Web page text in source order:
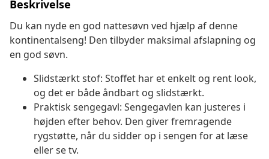
Beskrivelse
Du kan nyde en god nattesøvn ved hjælp af denne
kontinentalseng! Den tilbyder maksimal afslapning og
en god søvn.
Slidstærkt stof: Stoffet har et enkelt og rent look,
og det er både åndbart og slidstærkt.
Praktisk sengegavl: Sengegavlen kan justeres i
højden efter behov. Den giver fremragende
rygstøtte, når du sidder op i sengen for at læse
eller se tv.